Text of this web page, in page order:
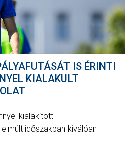
IS ÉRINTI
KIALAKULT
kialakított
időszakban kiválóan